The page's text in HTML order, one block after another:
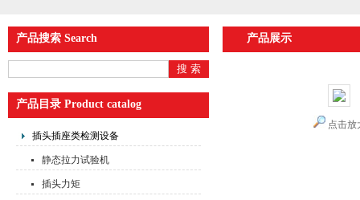
产品搜索 Search
产品目录 Product catalog
插头插座类检测设备
静态拉力试验机
插头力矩
产品展示
点击放